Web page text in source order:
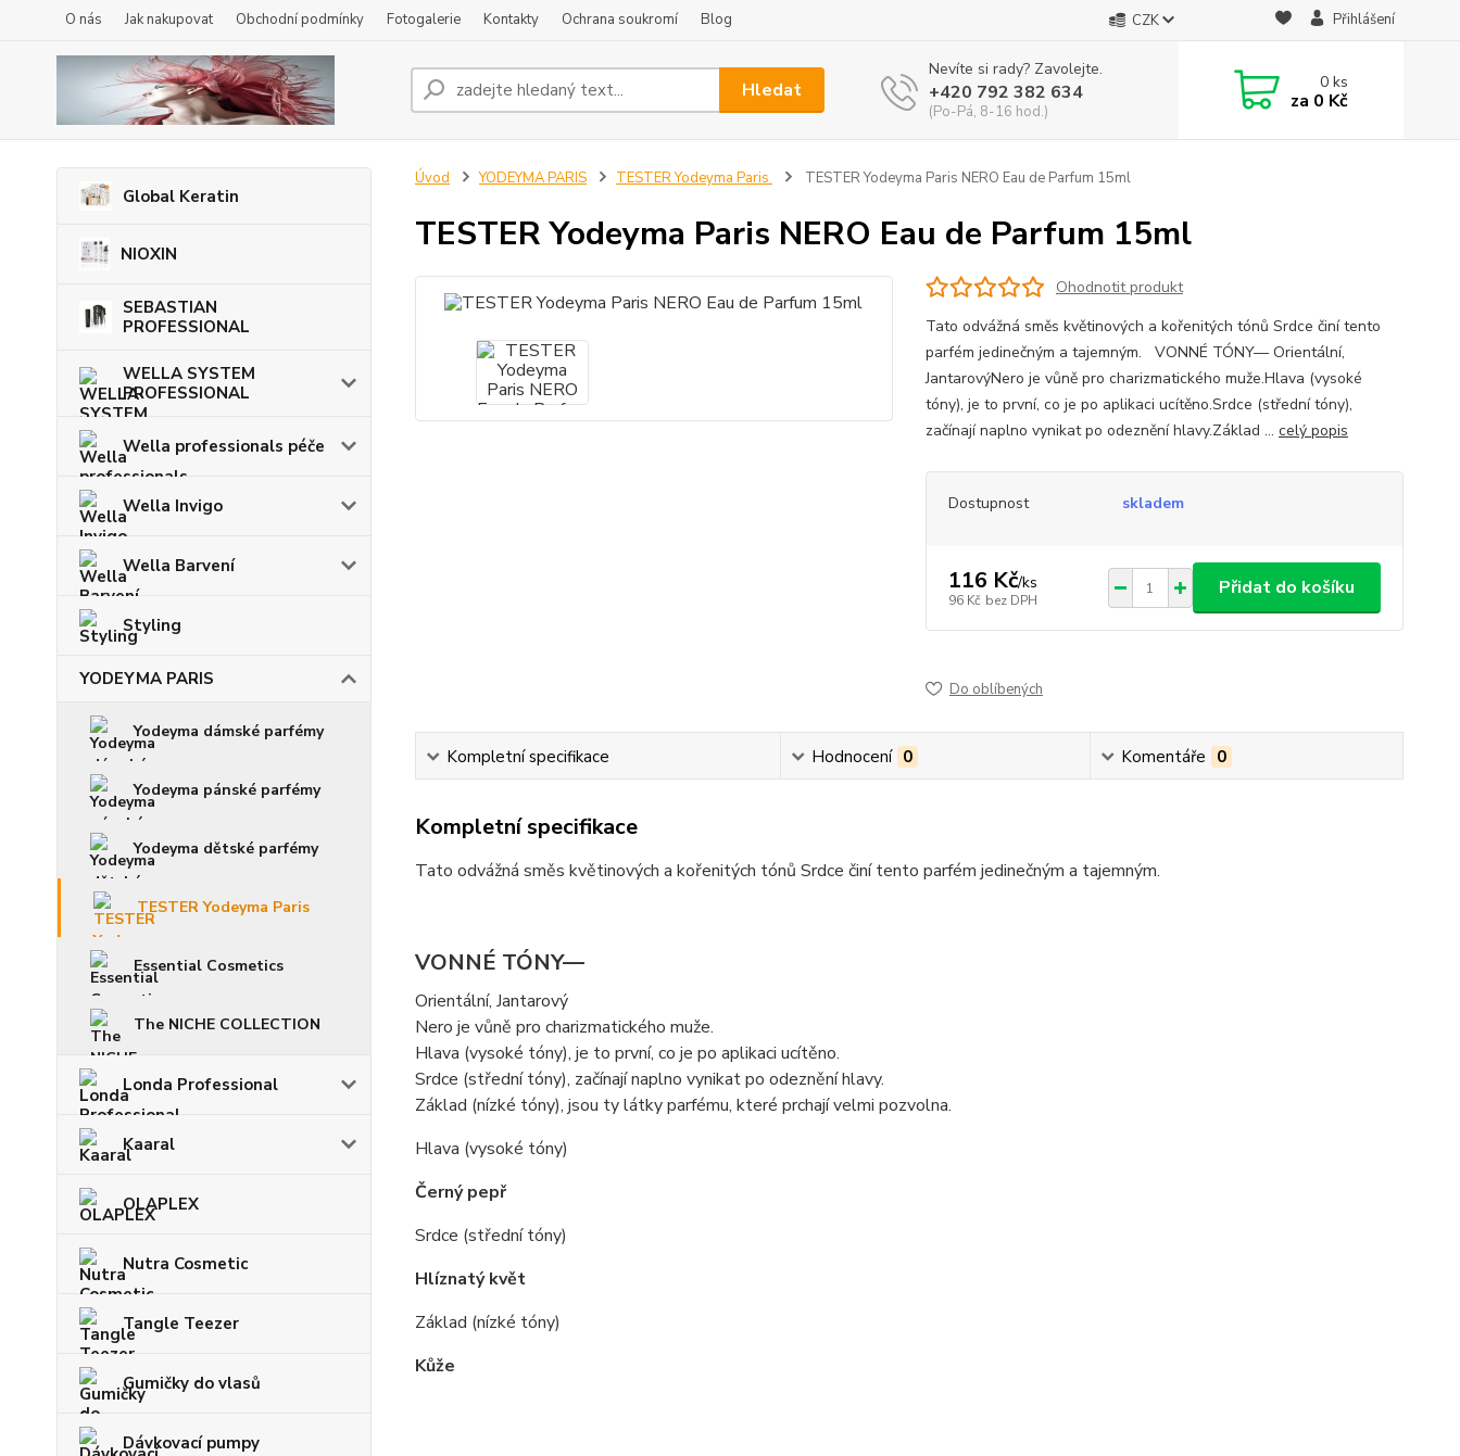
O nás Jak nakupovat Obchodní podmínky Fotogalerie Kontakty Ochrana soukromí Blog CZK Přihlášení
Hledat
Nevíte si rady? Zavolejte.
+420 792 382 634
(Po-Pá, 8-16 hod.)
0ks
za 0 Kč
Global Keratin
NIOXIN
SEBASTIAN
PROFESSIONAL
WELLA SYSTEM
PROFESSIONAL
Wella professionals péče
Wella Invigo
Wella Barvení
Styling
YODEYMA PARIS
Yodeyma dámské parfémy
Yodeyma pánské parfémy
Yodeyma dětské parfémy
TESTER Yodeyma Paris
Essential Cosmetics
The NICHE COLLECTION
Londa Professional
Kaaral
OLAPLEX
Nutra Cosmetic
Tangle Teezer
Gumičky do vlasů
Dávkovací pumpy
Úvod YODEYMA PARIS TESTER Yodeyma Paris TESTER Yodeyma Paris NERO Eau de Parfum 15ml
TESTER Yodeyma Paris NERO Eau de Parfum 15ml
Ohodnotit produkt
Tato odvážná směs květinových a kořenitých tónů Srdce činí tento
parfém jedinečným a tajemným. VONNÉ TÓNY— Orientální,
JantarovýNero je vůně pro charizmatického muže.Hlava (vysoké
tóny), je to první, co je po aplikaci ucítěno.Srdce (střední tóny),
začínají naplno vynikat po odeznění hlavy.Základ ... celý popis
Dostupnost skladem
116 Kč/ks
96 Kč bez DPH
Přidat do košíku
Do oblíbených
Kompletní specifikace Hodnocení 0 Komentáře 0
Kompletní specifikace
Tato odvážná směs květinových a kořenitých tónů Srdce činí tento parfém jedinečným a tajemným.
VONNÉ TÓNY—
Orientální, Jantarový
Nero je vůně pro charizmatického muže.
Hlava (vysoké tóny), je to první, co je po aplikaci ucítěno.
Srdce (střední tóny), začínají naplno vynikat po odeznění hlavy.
Základ (nízké tóny), jsou ty látky parfému, které prchají velmi pozvolna.
Hlava (vysoké tóny)
Černý pepř
Srdce (střední tóny)
Hlíznatý květ
Základ (nízké tóny)
Kůže